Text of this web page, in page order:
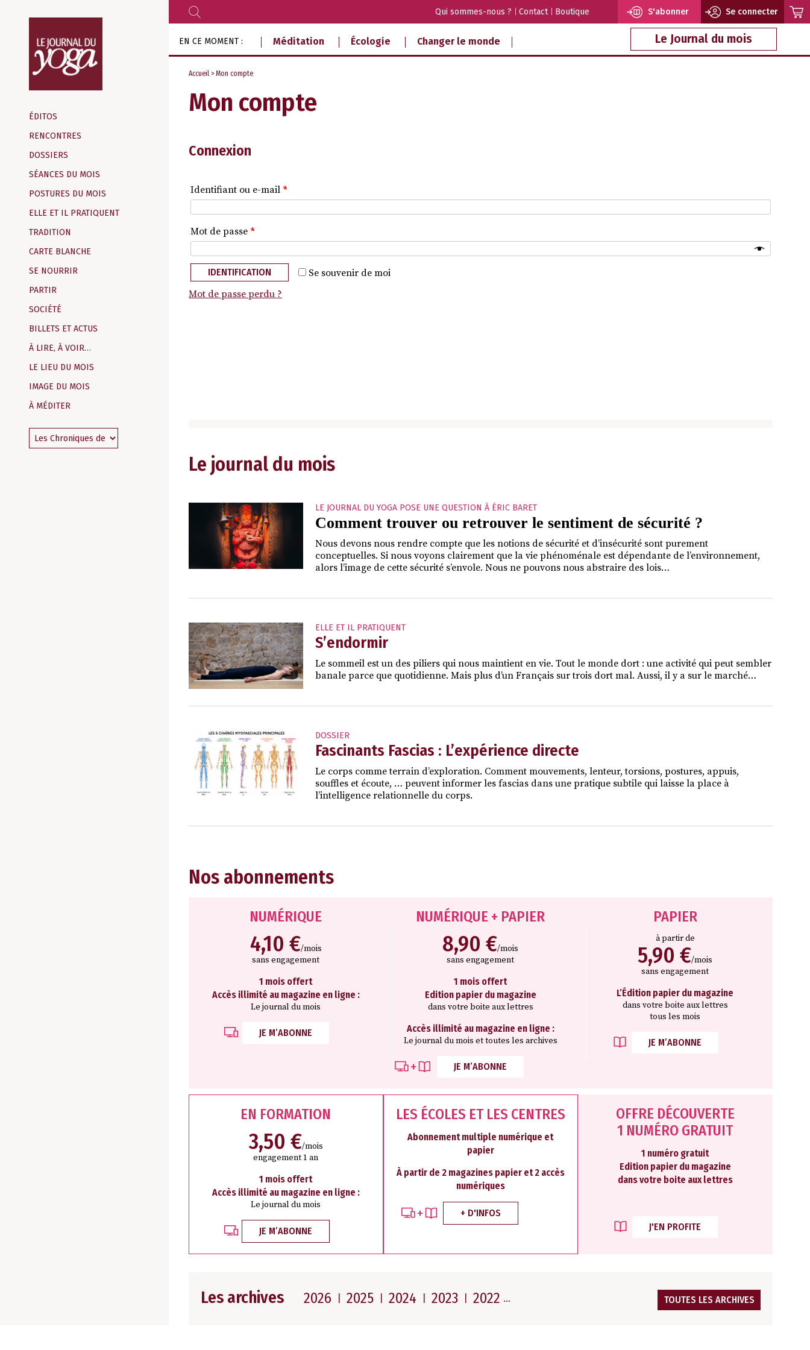
d‘information
indépendant
ÉDITOS
RENCONTRES
DOSSIERS
SÉANCES DU MOIS
POSTURES DU MOIS
ELLE ET IL PRATIQUENT
TRADITION
CARTE BLANCHE
SE NOURRIR
PARTIR
SOCIÉTÉ
BILLETS ET ACTUS
À LIRE, À VOIR…
LE LIEU DU MOIS
IMAGE DU MOIS
À MÉDITER
RECHERCHER Qui sommes-nous ? Contact Boutique S'abonner Se connecter
EN CE MOMENT : Méditation Écologie Changer le monde Le Journal du mois
Accueil > Mon compte
Mon compte
Connexion
Identifiant ou e-mail *
Mot de passe *
Se souvenir de moi
IDENTIFICATION
Mot de passe perdu ?
Le journal du mois
LE JOURNAL DU YOGA POSE UNE QUESTION À ÉRIC BARET
Comment trouver ou retrouver le sentiment de sécurité ?
Nous devons nous rendre compte que les notions de sécurité et d’insécurité sont purement
conceptuelles. Si nous voyons clairement que la vie phénoménale est dépendante de l’environnement,
alors l’image de cette sécurité s’envole. Nous ne pouvons nous abstraire des lois…
ELLE ET IL PRATIQUENT
S’endormir
Le sommeil est un des piliers qui nous maintient en vie. Tout le monde dort : une activité qui peut sembler
banale parce que quotidienne. Mais plus d’un Français sur trois dort mal. Aussi, il y a sur le marché…
DOSSIER
Fascinants Fascias : L’expérience directe
Le corps comme terrain d’exploration. Comment mouvements, lenteur, torsions, postures, appuis,
souffles et écoute, … peuvent informer les fascias dans une pratique subtile qui laisse la place à
l’intelligence relationnelle du corps.
Nos abonnements
NUMÉRIQUE
4,10 €/mois
sans engagement
1 mois offert
Accès illimité au magazine en ligne :
Le journal du mois
JE M’ABONNE
NUMÉRIQUE + PAPIER
8,90 €/mois
sans engagement
1 mois offert
Edition papier du magazine
dans votre boite aux lettres
Accès illimité au magazine en ligne :
Le journal du mois et toutes les archives
JE M’ABONNE
PAPIER
à partir de
5,90 €/mois
sans engagement
L’Édition papier du magazine
dans votre boite aux lettres
tous les mois
JE M’ABONNE
EN FORMATION
3,50 €/mois
engagement 1 an
1 mois offert
Accès illimité au magazine en ligne :
Le journal du mois
JE M’ABONNE
LES ÉCOLES ET LES CENTRES
Abonnement multiple numérique et
papier
À partir de 2 magazines papier et 2 accès
numériques
+ D'INFOS
OFFRE DÉCOUVERTE
1 NUMÉRO GRATUIT
1 numéro gratuit
Edition papier du magazine
dans votre boite aux lettres
J'EN PROFITE
Les archives 2026 2025 2024 2023 2022 TOUTES LES ARCHIVES